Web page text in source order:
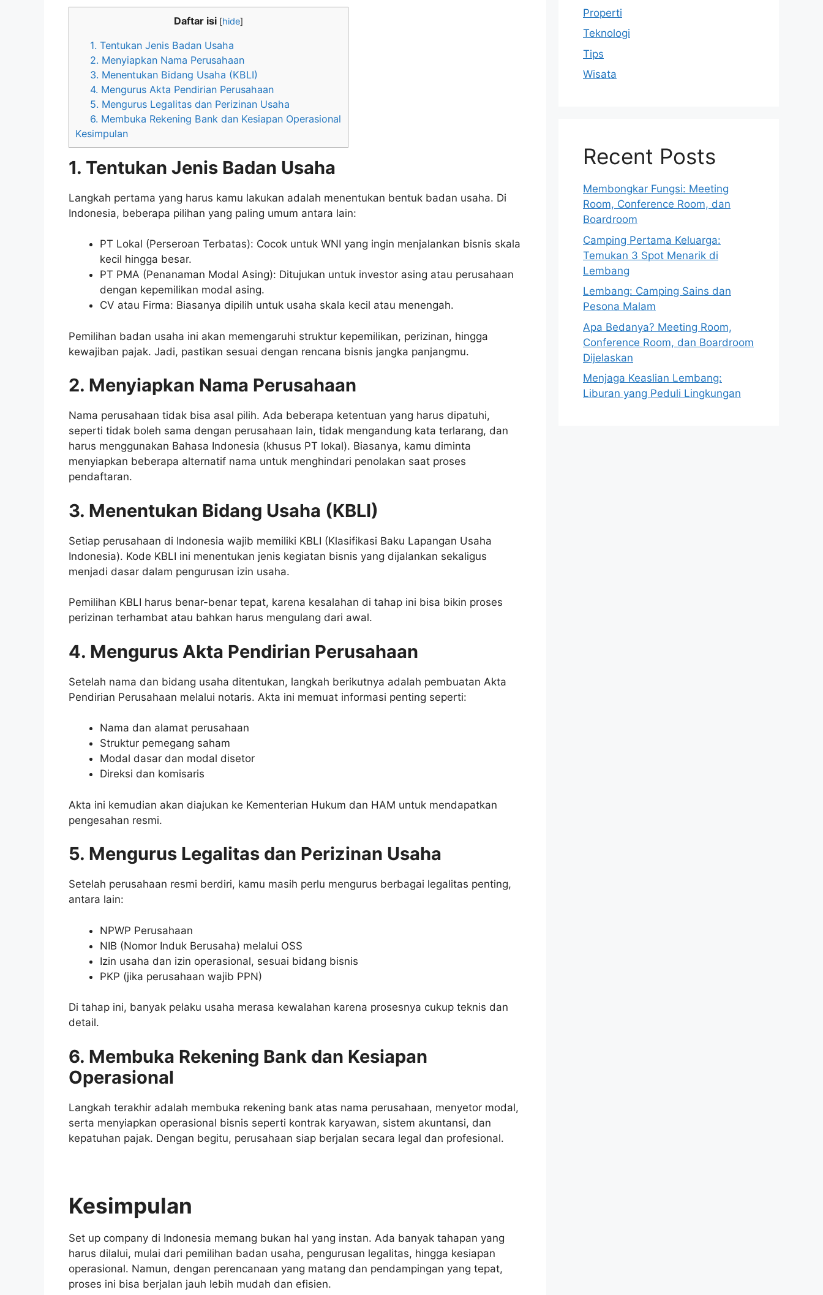
Daftar isi [hide]
1. Tentukan Jenis Badan Usaha
2. Menyiapkan Nama Perusahaan
3. Menentukan Bidang Usaha (KBLI)
4. Mengurus Akta Pendirian Perusahaan
5. Mengurus Legalitas dan Perizinan Usaha
6. Membuka Rekening Bank dan Kesiapan Operasional
Kesimpulan
1. Tentukan Jenis Badan Usaha
Langkah pertama yang harus kamu lakukan adalah menentukan bentuk badan usaha. Di
Indonesia, beberapa pilihan yang paling umum antara lain:
PT Lokal (Perseroan Terbatas): Cocok untuk WNI yang ingin menjalankan bisnis skala
kecil hingga besar.
PT PMA (Penanaman Modal Asing): Ditujukan untuk investor asing atau perusahaan
dengan kepemilikan modal asing.
CV atau Firma: Biasanya dipilih untuk usaha skala kecil atau menengah.
Pemilihan badan usaha ini akan memengaruhi struktur kepemilikan, perizinan, hingga
kewajiban pajak. Jadi, pastikan sesuai dengan rencana bisnis jangka panjangmu.
2. Menyiapkan Nama Perusahaan
Nama perusahaan tidak bisa asal pilih. Ada beberapa ketentuan yang harus dipatuhi,
seperti tidak boleh sama dengan perusahaan lain, tidak mengandung kata terlarang, dan
harus menggunakan Bahasa Indonesia (khusus PT lokal). Biasanya, kamu diminta
menyiapkan beberapa alternatif nama untuk menghindari penolakan saat proses
pendaftaran.
3. Menentukan Bidang Usaha (KBLI)
Setiap perusahaan di Indonesia wajib memiliki KBLI (Klasifikasi Baku Lapangan Usaha
Indonesia). Kode KBLI ini menentukan jenis kegiatan bisnis yang dijalankan sekaligus
menjadi dasar dalam pengurusan izin usaha.
Pemilihan KBLI harus benar-benar tepat, karena kesalahan di tahap ini bisa bikin proses
perizinan terhambat atau bahkan harus mengulang dari awal.
4. Mengurus Akta Pendirian Perusahaan
Setelah nama dan bidang usaha ditentukan, langkah berikutnya adalah pembuatan Akta
Pendirian Perusahaan melalui notaris. Akta ini memuat informasi penting seperti:
Nama dan alamat perusahaan
Struktur pemegang saham
Modal dasar dan modal disetor
Direksi dan komisaris
Akta ini kemudian akan diajukan ke Kementerian Hukum dan HAM untuk mendapatkan
pengesahan resmi.
5. Mengurus Legalitas dan Perizinan Usaha
Setelah perusahaan resmi berdiri, kamu masih perlu mengurus berbagai legalitas penting,
antara lain:
NPWP Perusahaan
NIB (Nomor Induk Berusaha) melalui OSS
Izin usaha dan izin operasional, sesuai bidang bisnis
PKP (jika perusahaan wajib PPN)
Di tahap ini, banyak pelaku usaha merasa kewalahan karena prosesnya cukup teknis dan
detail.
6. Membuka Rekening Bank dan Kesiapan
Operasional
Langkah terakhir adalah membuka rekening bank atas nama perusahaan, menyetor modal,
serta menyiapkan operasional bisnis seperti kontrak karyawan, sistem akuntansi, dan
kepatuhan pajak. Dengan begitu, perusahaan siap berjalan secara legal dan profesional.
Kesimpulan
Set up company di Indonesia memang bukan hal yang instan. Ada banyak tahapan yang
harus dilalui, mulai dari pemilihan badan usaha, pengurusan legalitas, hingga kesiapan
operasional. Namun, dengan perencanaan yang matang dan pendampingan yang tepat,
proses ini bisa berjalan jauh lebih mudah dan efisien.
Properti
Teknologi
Tips
Wisata
Recent Posts
Membongkar Fungsi: Meeting
Room, Conference Room, dan
Boardroom
Camping Pertama Keluarga:
Temukan 3 Spot Menarik di
Lembang
Lembang: Camping Sains dan
Pesona Malam
Apa Bedanya? Meeting Room,
Conference Room, dan Boardroom
Dijelaskan
Menjaga Keaslian Lembang:
Liburan yang Peduli Lingkungan